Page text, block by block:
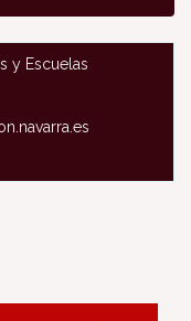
y Escuelas